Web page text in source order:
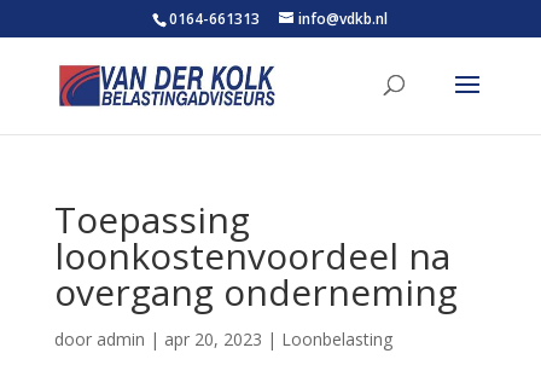
0164-661313 info@vdkb.nl
Toepassing
loonkostenvoordeel na
overgang onderneming
door admin | apr 20, 2023 | Loonbelasting